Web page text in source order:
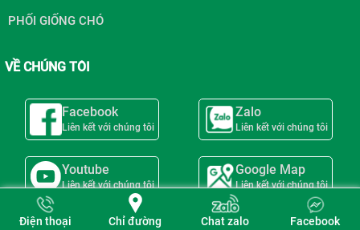
PHỐI GIỐNG CHÓ
VỀ CHÚNG TÔI
Facebook
Liên kết với chúng tôi
Zalo
Liên kết với chúng tôi
Youtube
Liên kết với chúng tôi
Google Map
Liên kết với chúng tôi
Điện thoại Chỉ đường Chat zalo Facebook